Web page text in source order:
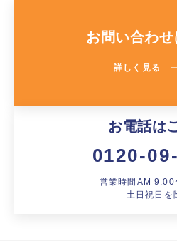
お問い合わせ
詳しく見る
お電話は
0120-
営業時間AM
土日祝日を